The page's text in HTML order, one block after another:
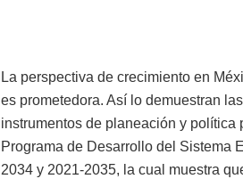
La perspectiva de crecimiento en
es prometedora. Así lo demuestran
instrumentos de planeación y política
Programa de Desarrollo del Sistema
2034 y 2021-2035, la cual muestra